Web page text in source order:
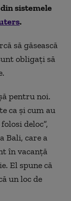
sistemele
.
să găsească
obligați să
pentru noi.
ca și cum au
deloc”,
Bali, care a
în vacanță
El spune că
un loc de